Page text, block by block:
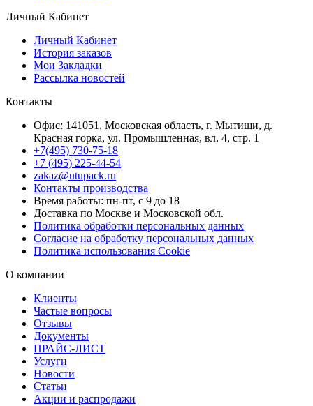
Личный Кабинет
Личный Кабинет
История заказов
Мои Закладки
Рассылка новостей
Контакты
Офис: 141051, Московская область, г. Мытищи, д.
Красная горка, ул. Промышленная, вл. 4, стр. 1
+7(495) 730-75-18
+7 (495) 225-44-54
zakaz@utupack.ru
Контакты производства
Время работы: пн-пт, с 9 до 18
Доставка по Москве и Московской обл.
Политика обработки персональных данных
Согласие на обработку персональных данных
Политика использования Cookie
О компании
Клиенты
Частые вопросы
Отзывы
Документы
ПРАЙС-ЛИСТ
Услуги
Новости
Статьи
Акции и распродажи